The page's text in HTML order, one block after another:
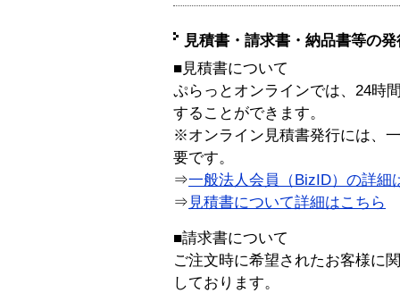
見積書・請求書・納品書等の
■見積書について
ぷらっとオンラインでは、24時
することができます。
※オンライン見積書発行には、
要です。
⇒一般法人会員（BizID）の詳細
⇒ 見積書について詳細はこちら
■請求書について
ご注文時に希望されたお客様に
しております。